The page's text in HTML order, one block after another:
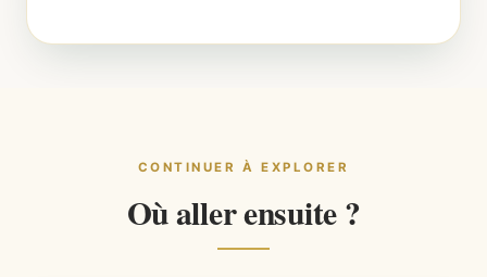
CONTINUER À EXPLORER
Où aller ensuite ?